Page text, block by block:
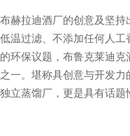
布赫拉迪酒厂的创意及坚
低温过滤、不添加任何人
的环保议题，布鲁克莱迪
之一。堪称具创意与开发
独立蒸馏厂，更是具有话题